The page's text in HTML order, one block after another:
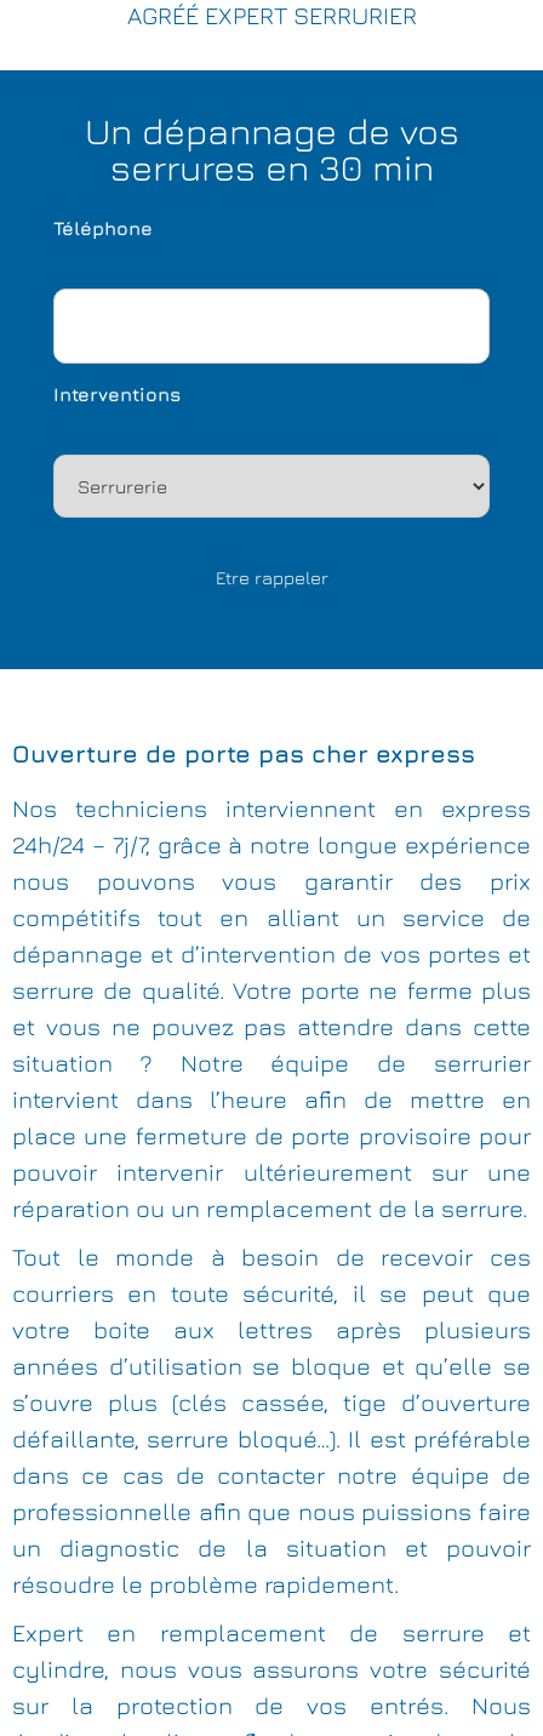
AGRÉÉ EXPERT SERRURIER
Un dépannage de vos
serrures en 30 min
Téléphone
Interventions
Ouverture de porte pas cher express
Nos techniciens interviennent en express
24h/24 – 7j/7, grâce à notre longue expérience
nous pouvons vous garantir des prix
compétitifs tout en alliant un service de
dépannage et d’intervention de vos portes et
serrure de qualité. Votre porte ne ferme plus
et vous ne pouvez pas attendre dans cette
situation ? Notre équipe de serrurier
intervient dans l’heure afin de mettre en
place une fermeture de porte provisoire pour
pouvoir intervenir ultérieurement sur une
réparation ou un remplacement de la serrure.
Tout le monde à besoin de recevoir ces
courriers en toute sécurité, il se peut que
votre boite aux lettres après plusieurs
années d’utilisation se bloque et qu’elle se
s’ouvre plus (clés cassée, tige d’ouverture
défaillante, serrure bloqué…). Il est préférable
dans ce cas de contacter notre équipe de
professionnelle afin que nous puissions faire
un diagnostic de la situation et pouvoir
résoudre le problème rapidement.
Expert en remplacement de serrure et
cylindre, nous vous assurons votre sécurité
sur la protection de vos entrés. Nous